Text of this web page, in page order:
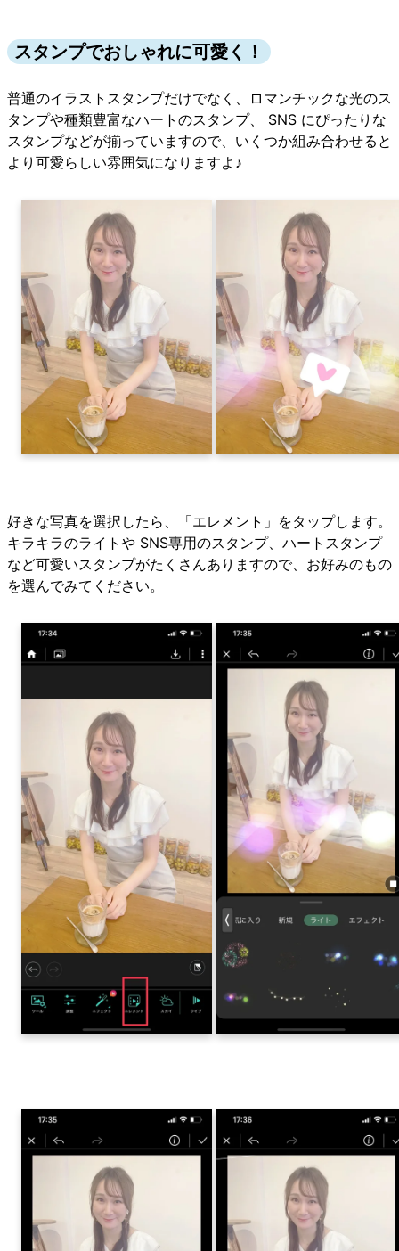
スタンプでおしゃれに可愛く！
普通のイラストスタンプだけでなく、ロマンチックな光のス
タンプや種類豊富なハートのスタンプ、 SNS にぴったりな
スタンプなどが揃っていますので、いくつか組み合わせると
より可愛らしい雰囲気になりますよ♪
好きな写真を選択したら、「エレメント」をタップします。
キラキラのライトや SNS専用のスタンプ、ハートスタンプ
など可愛いスタンプがたくさんありますので、お好みのもの
を選んでみてください。